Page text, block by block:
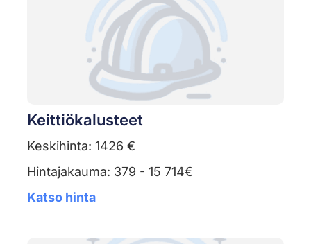
Keittiökalusteet
Keskihinta: 1426 €
Hintajakauma: 379 - 15 714€
Katso hinta